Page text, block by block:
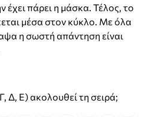
έχει πάρει η μάσκα. Τέλος, το
μέσα στον κύκλο. Με όλα
η σωστή απάντηση είναι
Δ, Ε) ακολουθεί τη σειρά;